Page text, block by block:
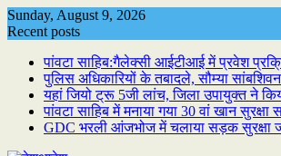
Skip
to
Sunday, August 9, 2026
Recent posts
पांवटा साहिब:गैलेक्सी आईटीआई में प्रवेश
पुलिस अधिकारियों के तबादले, सौम्या
यहां जियो ट्रू 5जी लांच, जिला उपायुक्त ने
पांवटा साहिब में मनाया गया 30 वां खान सुरक्षा
GDC भरली आंजभोज में चलाया सड़क सुरक्षा